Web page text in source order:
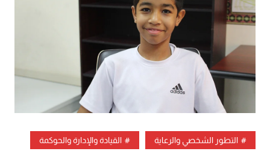
التطور الشخصي والرعاية القيادة والإدارة والحوكمة